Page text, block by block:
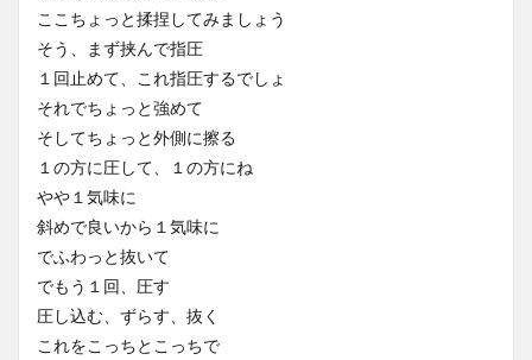
ここちょっと揉捏してみましょう
そう、まず挟んで指圧
１回止めて、これ指圧するでしょ
それでちょっと強めて
そしてちょっと外側に擦る
１の方に圧して、１の方にね
やや１気味に
斜めで良いから１気味に
でふわっと抜いて
でもう１回、圧す
圧し込む、ずらす、抜く
これをこっちとこっちで